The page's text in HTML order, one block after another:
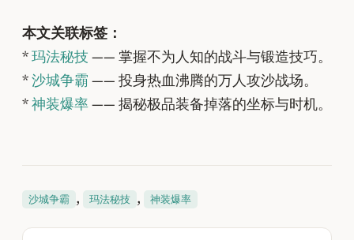
本文关联标签：
*玛法秘技 —— 掌握不为人知的战斗与锻造技巧。
*沙城争霸 —— 投身热血沸腾的万人攻沙战场。
*神装爆率—— 揭秘极品装备掉落的坐标与时机。
沙城争霸 , 玛法秘技 , 神装爆率